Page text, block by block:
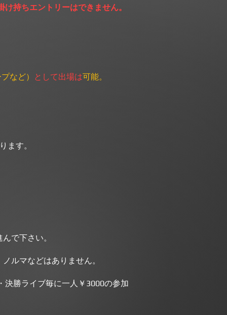
け持ちエントリーはできません。
など） として出場は可能。
ます。
で下さい。
ルマなどはありません。
決勝ライブ毎に一人￥3000の参加